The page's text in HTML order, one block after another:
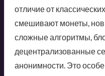
отличие от
смешивают монеты,
сложные алгоритмы,
децентрализованные
анонимности. Это